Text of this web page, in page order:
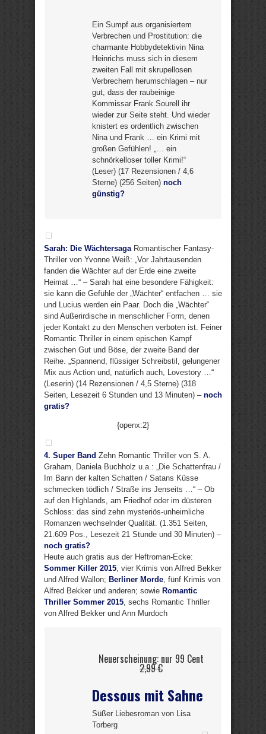
Ein Sumpf aus organisiertem
Verbrechen und Prostitution: die
charmante Hobbydetektivin Nina
Heinrichs muss sich in diesem
zweiten Fall mit skrupellosen
Verbrechern herumschlagen – nur
gut, dass der raubeinige
Kommissar Frank Sourell ihr
wieder zur Seite steht. Und wieder
knistert es ordentlich zwischen
Nina und Frank … ein Krimi mit
großen Gefühlen! „… ein
schnörkelloser toller Krimi!“
(Leser) (17 Rezensionen / 4,6
Sterne) (256 Seiten) noch
günstig?
Sarah: Die WächtersagaRomantischer Fantasy-
Thriller von Yvonne Weiß: „Vor Jahrtausenden
fanden die Wächter auf der Erde eine zweite
Heimat …“ – Sarah hat eine besondere Fähigkeit:
sie kann die Gefühle der „Wächter“ entfachen … sie
und Lucius werden ein Paar. Doch die „Wächter“
sind Außerirdische in menschlicher Form, denen
jeder Kontakt zu den Menschen verboten ist. Feiner
Romantic Thriller in einem epischen Kampf
zwischen Gut und Böse, der zweite Band der
Reihe. „Spannend, flüssiger Schreibstil, gelungener
Mix aus Action und, natürlich auch, Lovestory …“
(Leserin) (14 Rezensionen / 4,5 Sterne) (318
Seiten, Lesezeit 6 Stunden und 13 Minuten) – noch
gratis?
{openx:2}
4. Super Band Zehn Romantic Thriller von S. A.
Graham, Daniela Buchholz u.a.: „Die Schattenfrau /
Im Bann der kalten Schatten / Satans Küsse
schmecken tödlich / Straße ins Jenseits …“ – Ob
auf den Highlands, am Friedhof oder im düsteren
Schloss: das sind zehn mysteriös-unheimliche
Romanzen wechselnder Qualität. (1.351 Seiten,
21.609 Pos., Lesezeit 21 Stunde und 30 Minuten) –
noch gratis?
Heute auch gratis aus der Heftroman-Ecke:
Sommer Killer 2015, vier Krimis von Alfred Bekker
und Alfred Wallon; Berliner Morde, fünf Krimis von
Alfred Bekker und anderen; sowie Romantic
Thriller Sommer 2015, sechs Romantic Thriller
von Alfred Bekker und Ann Murdoch
Neuerscheinung: nur 99 Cent
2,99 €
Dessous mit Sahne
Süßer Liebesroman von Lisa
Torberg